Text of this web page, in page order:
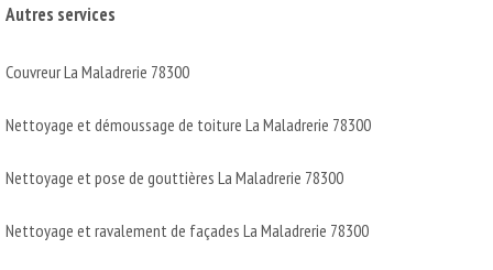
Autres services
Couvreur La Maladrerie 78300
Nettoyage et démoussage de toiture La Maladrerie 78300
Nettoyage et pose de gouttières La Maladrerie 78300
Nettoyage et ravalement de façades La Maladrerie 78300